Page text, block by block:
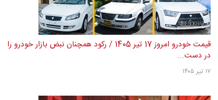
قیمت خودرو امروز 17 تیر 1405 / رکود همچنان نبض بازار خودرو را
در دست...
۱۷ تیر ۱۴۰۵